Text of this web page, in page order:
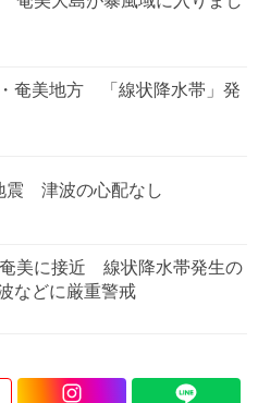
・奄美地方 「線状降水帯」発
震 津波の心配なし
美に接近 線状降水帯発生の
などに厳重警戒